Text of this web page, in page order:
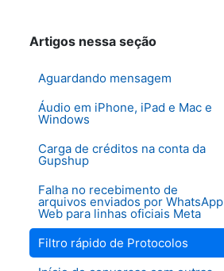
Artigos nessa seção
Aguardando mensagem
Áudio em iPhone, iPad e Mac e
Windows
Carga de créditos na conta da
Gupshup
Falha no recebimento de
arquivos enviados por WhatsApp
Web para linhas oficiais Meta
Filtro rápido de Protocolos